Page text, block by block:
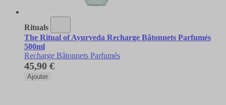
Rituals
The Ritual of Ayurveda Recharge Bâtonnets Parfumés
500ml
Recharge Bâtonnets Parfumés
45,90 €
Ajouter